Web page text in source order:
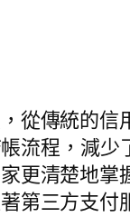
從傳統的
流程，減
更清楚地
第三方支